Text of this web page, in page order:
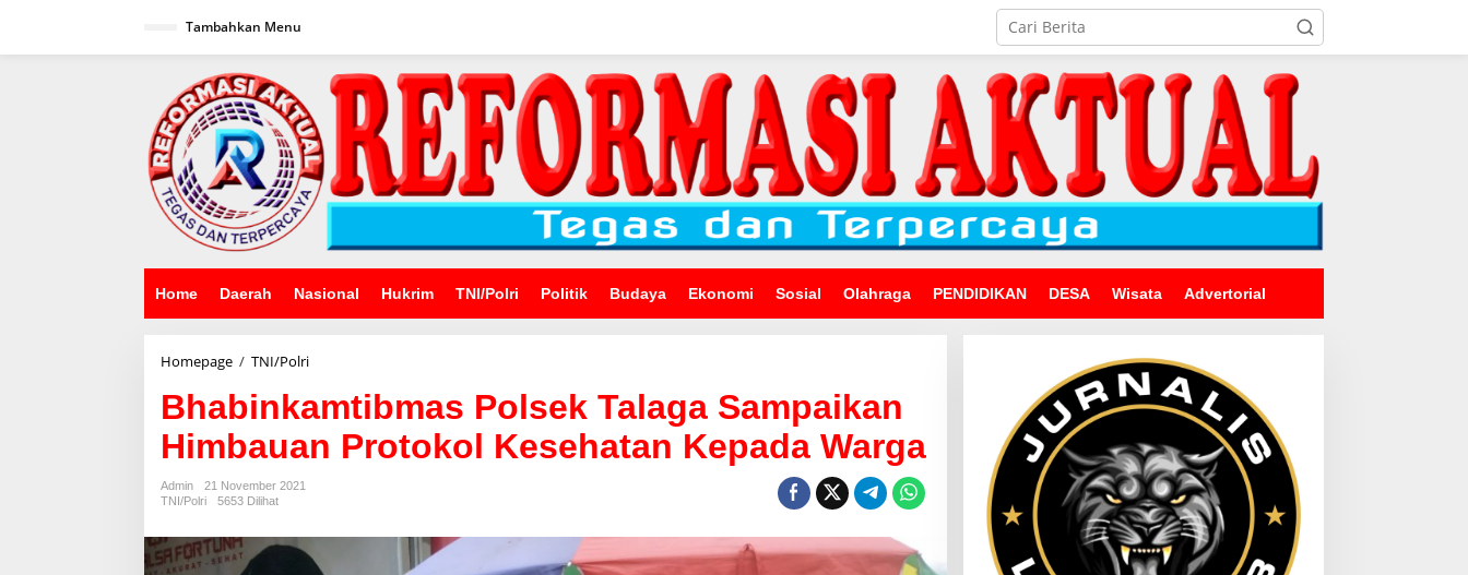
Tambahkan Menu
Home Daerah Nasional Hukrim TNI/Polri Politik Budaya Ekonomi Sosial Olahraga PENDIDIKAN DESA Wisata Advertorial
Homepage / TNI/PolriBhabinkamtibmas
Talaga
Sampaikan
Himbauan
Protokol
Bhabinkamtibmas Polsek Talaga Sampaikan
Himbauan Protokol Kesehatan Kepada Warga
Admin
21 November 2021
TNI/Polri
5653 Dilihat